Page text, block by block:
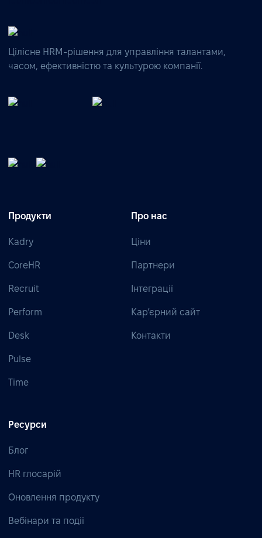
Цілісне HRM-рішення для управління талантами,
часом, ефективністю та культурою компанії.
Продукти
Kadry
CoreHR
Recruit
Perform
Desk
Pulse
Time
Про нас
Ціни
Партнери
Інтеграції
Кар’єрний сайт
Контакти
Ресурси
Блог
HR глосарій
Оновлення продукту
Вебінари та події